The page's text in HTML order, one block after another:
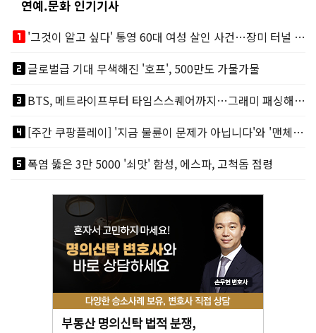
연예.문화 인기기사
looks_one
'그것이 알고 싶다' 통영 60대 여성 살인 사건…장미 터널 아래 킬러, 누구냐 넌?
looks_two글로벌급 기대 무색해진 '호프', 500만도 가물가물
looks_3
BTS, 메트라이프부터 타임스스퀘어까지…그래미 패싱해도 미 대륙 꿀꺽
looks_4
[주간 쿠팡플레이] '지금 불륜이 문제가 아닙니다'와 '맨체스터 시티 VS 아틀레티코 마드리드 빅매치'
looks_5폭염 뚫은 3만 5000 '쇠맛' 함성, 에스파, 고척돔 점령